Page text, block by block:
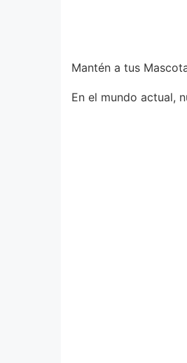
Mantén a tus
En el mundo actual,